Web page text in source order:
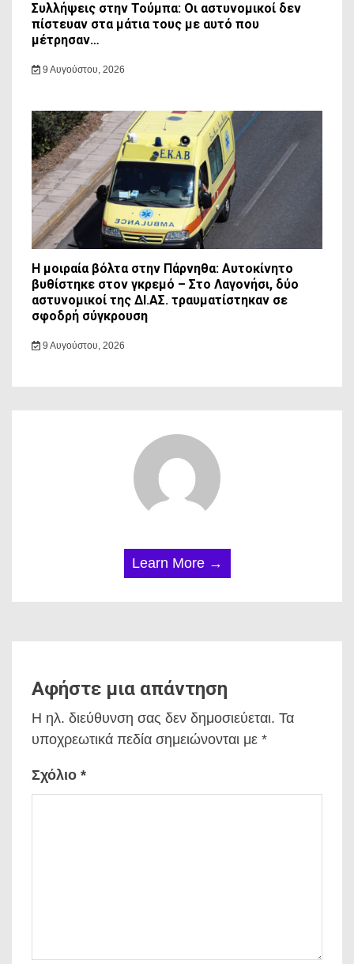
Συλλήψεις στην Τούμπα: Οι αστυνομικοί δεν
πίστευαν στα μάτια τους με αυτό που
μέτρησαν…
9 Αυγούστου, 2026
Η μοιραία βόλτα στην Πάρνηθα: Αυτοκίνητο
βυθίστηκε στον γκρεμό – Στο Λαγονήσι, δύο
αστυνομικοί της ΔΙ.ΑΣ. τραυματίστηκαν σε
σφοδρή σύγκρουση
9 Αυγούστου, 2026
Learn More →
Αφήστε μια απάντηση
Η ηλ. διεύθυνση σας δεν δημοσιεύεται. Τα
υποχρεωτικά πεδία σημειώνονται με *
Σχόλιο *